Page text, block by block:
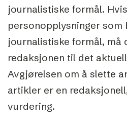
journalistiske formål.
personopplysninger som
journalistiske formål, må
redaksjonen til det
Avgjørelsen om å slette
artikler er en
vurdering.